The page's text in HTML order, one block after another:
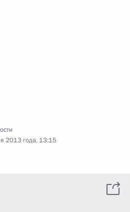
2013 года, 13:15